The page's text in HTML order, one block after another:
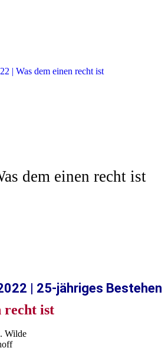
dem einen recht ist
| 25-jähriges Bestehen
recht ist
Wilde
| Was dem einen recht ist